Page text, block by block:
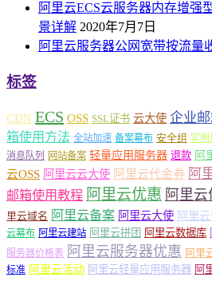
阿里云ECS云服务器内存增强
景详解 2020年7月7日
阿里云服务器公网宽带按流量
标签
CDN ECS OSS SSL证书 云大使 企业
箱使用方法 全站加速 备案幕布 安全组 实例
消息队列
网站备案 轻量应用服务器 退款 阿
云OSS 阿里云云大使 阿里云代金券 阿
邮箱使用教程 阿里云优惠 阿里
里云域名 阿里云备案 阿里云大使 阿里
云幕布 阿里云建站 阿里云拼团 阿里云数据库
服务器价格表 阿里云服务器优惠 阿里
标准 阿里云活动 阿里云轻量应用服务器 阿